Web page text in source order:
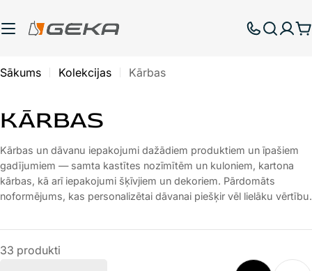
uz
Sākums Kolekcijas Kārbas
K
A
T
E
G
O
KĀRBAS
Kārbas un dāvanu iepakojumi dažādiem produktiem un īpašiem
gadījumiem — samta kastītes nozīmītēm un kuloniem, kartona
kārbas, kā arī iepakojumi šķīvjiem un dekoriem. Pārdomāts
noformējums, kas personalizētai dāvanai piešķir vēl lielāku vērtību.
33 produkti